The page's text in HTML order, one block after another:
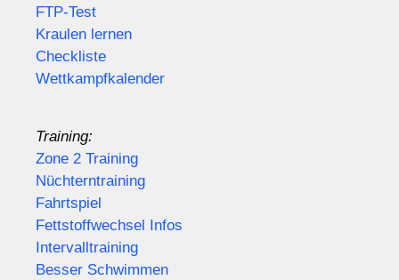
FTP-Test
Kraulen lernen
Checkliste
Wettkampfkalender
Training:
Zone 2 Training
Nüchterntraining
Fahrtspiel
Fettstoffwechsel Infos
Intervalltraining
Besser Schwimmen